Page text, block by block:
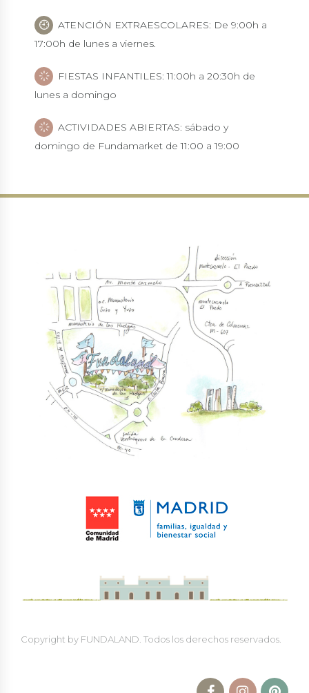
ATENCIÓN EXTRAESCOLARES: De 9:00h a
17:00h de lunes a viernes.
FIESTAS INFANTILES: 11:00h a 20:30h de
lunes a domingo
ACTIVIDADES ABIERTAS: sábado y
domingo de Fundamarket de 11:00 a 19:00
Copyright by FUNDALAND. Todos los derechos reservados.